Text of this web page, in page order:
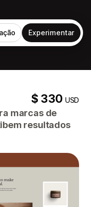
Experimentar
$ 330USD
marcas de
resultados